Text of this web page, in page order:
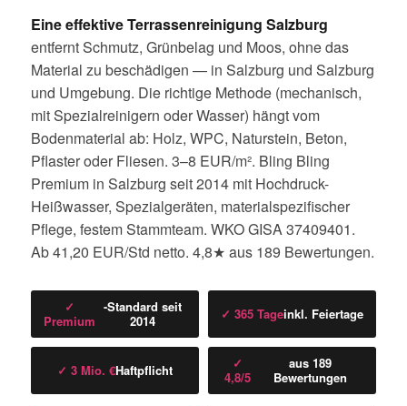
Eine effektive Terrassenreinigung Salzburg
entfernt Schmutz, Grünbelag und Moos, ohne das
Material zu beschädigen — in Salzburg und Salzburg
und Umgebung. Die richtige Methode (mechanisch,
mit Spezialreinigern oder Wasser) hängt vom
Bodenmaterial ab: Holz, WPC, Naturstein, Beton,
Pflaster oder Fliesen. 3–8 EUR/m². Bling Bling
Premium in Salzburg seit 2014 mit Hochdruck-
Heißwasser, Spezialgeräten, materialspezifischer
Pflege, festem Stammteam. WKO GISA 37409401.
Ab 41,20 EUR/Std netto. 4,8★ aus 189 Bewertungen.
✓
Premium
-Standard seit
2014
✓ 365 Tageinkl. Feiertage
✓ 3 Mio. €Haftpflicht
✓
4,8/5
aus 189
Bewertungen